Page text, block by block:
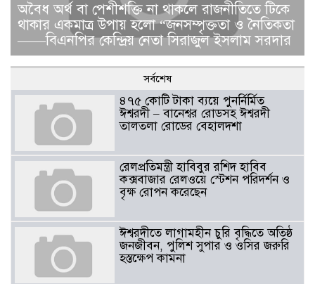
​​অবৈধ অর্থ বা পেশীশক্তি না থাকলে রাজনীতিতে টিকে
থাকার একমাত্র উপায় হলো “জনসম্পৃক্ততা ও নৈতিকতা
——বিএনপির কেন্দ্রিয় নেতা সিরাজুল ইসলাম সরদার
সর্বশেষ
৪৭৫ কোটি টাকা ব্যয়ে পুনর্নির্মিত
ঈশ্বরদী – বানেশ্বর রোডসহ ঈশ্বরদী
তালতলা রোডের বেহালদশা
রেলপ্রতিমন্ত্রী হাবিবুর রশিদ হাবিব
কক্সবাজার রেলওয়ে স্টেশন পরিদর্শন ও
বৃক্ষ রোপন করেছেন
ঈশ্বরদীতে লাগামহীন চুরি বৃদ্ধিতে অতিষ্ঠ
জনজীবন, পুলিশ সুপার ও ওসির জরুরি
হস্তক্ষেপ কামনা ​